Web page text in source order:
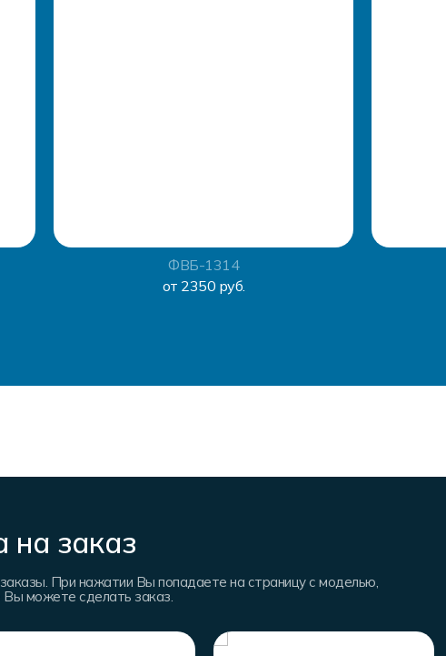
ФВБ-1314
от 2350 руб.
заказ
При нажатии Вы попадаете на страницу с моделью,
можете сделать заказ.